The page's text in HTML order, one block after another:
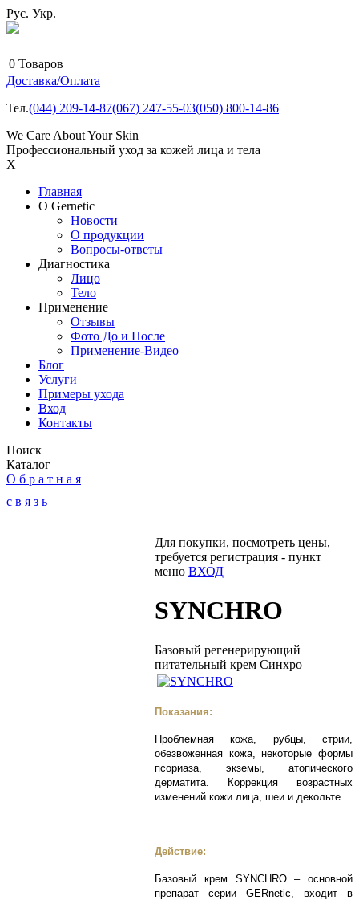
Рус. Укр.
0 Товаров
Доставка/Оплата
Тел.(044) 209-14-87(067) 247-55-03(050) 800-14-86
We Care About Your Skin
Профессиональный уход за кожей лица и тела
X
Главная
О Gernetic
Новости
О продукции
Вопросы-ответы
Диагностика
Лицо
Тело
Применение
Отзывы
Фото До и После
Применение-Видео
Блог
Услуги
Примеры ухода
Вход
Контакты
Поиск
Каталог
О б р а т н а я
с в я з ь
Для покупки, посмотреть цены,
требуется регистрация - пункт
меню ВХОД
SYNCHRO
Базовый регенерирующий
питательный крем Синхро
Показания:
Проблемная кожа, рубцы, стрии,
обезвоженная кожа, некоторые формы
псориаза, экземы, атопического
дерматита.
Коррекция возрастных
изменений кожи лица, шеи и декольте.
Действие:
Базовый крем SYNCHRO – основной
препарат серии GERnеtic, входит в